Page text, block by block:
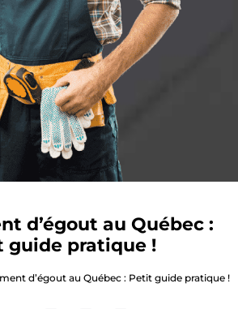
d’égout au Québec :
guide pratique !
d’égout au Québec : Petit guide pratique !